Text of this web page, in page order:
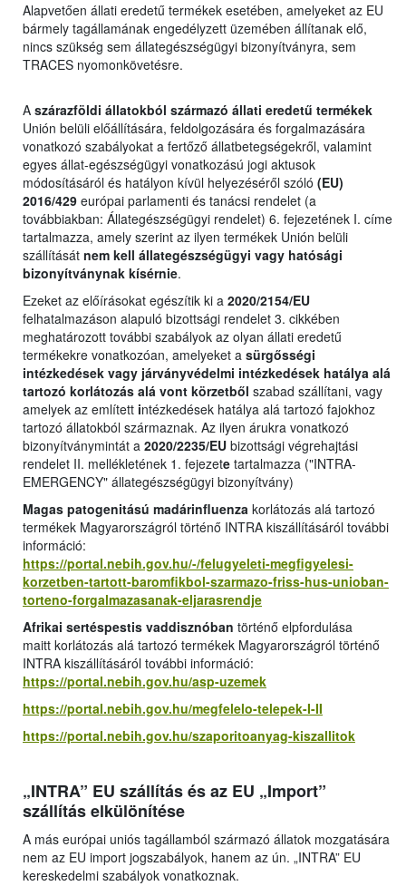
Alapvetően állati eredetű termékek esetében, amelyeket az EU
bármely tagállamának engedélyzett üzemében állítanak elő,
nincs szükség sem állategészségügyi bizonyítványra, sem
TRACES nyomonkövetésre.
A szárazföldi állatokból származó állati eredetű termékek
Unión belüli előállítására, feldolgozására és forgalmazására
vonatkozó szabályokat a fertőző állatbetegségekről, valamint
egyes állat-egészségügyi vonatkozású jogi aktusok
módosításáról és hatályon kívül helyezéséről szóló (EU)
2016/429 európai parlamenti és tanácsi rendelet (a
továbbiakban: Állategészségügyi rendelet) 6. fejezetének I. címe
tartalmazza, amely szerint az ilyen termékek Unión belüli
szállítását nem kell állategészségügyi vagy hatósági
bizonyítványnak kísérnie.
Ezeket az előírásokat egészítik ki a 2020/2154/EU
felhatalmazáson alapuló bizottsági rendelet 3. cikkében
meghatározott további szabályok az olyan állati eredetű
termékekre vonatkozóan, amelyeket a sürgősségi
intézkedések vagy járványvédelmi intézkedések hatálya alá
tartozó korlátozás alá vont körzetből szabad szállítani, vagy
amelyek az említett intézkedések hatálya alá tartozó fajokhoz
tartozó állatokból származnak. Az ilyen árukra vonatkozó
bizonyítványmintát a 2020/2235/EU bizottsági végrehajtási
rendelet II. mellékletének 1. fejezete tartalmazza ("INTRA-
EMERGENCY" állategészségügyi bizonyítvány)
Magas patogenitású madárinfluenza korlátozás alá tartozó
termékek Magyarországról történő INTRA kiszállításáról további
információ:
https://portal.nebih.gov.hu/-/felugyeleti-megfigyelesi-
korzetben-tartott-baromfikbol-szarmazo-friss-hus-unioban-
torteno-forgalmazasanak-eljarasrendje
Afrikai sertéspestis vaddisznóban történő elpfordulása
maitt korlátozás alá tartozó termékek Magyarországról történő
INTRA kiszállításáról további információ:
https://portal.nebih.gov.hu/asp-uzemek
https://portal.nebih.gov.hu/megfelelo-telepek-I-II
https://portal.nebih.gov.hu/szaporitoanyag-kiszallitok
„INTRA” EU szállítás és az EU „Import”
szállítás elkülönítése
A más európai uniós tagállamból származó állatok mozgatására
nem az EU import jogszabályok, hanem az ún. „INTRA” EU
kereskedelmi szabályok vonatkoznak.